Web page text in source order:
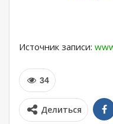
Источник записи:
34
Делиться